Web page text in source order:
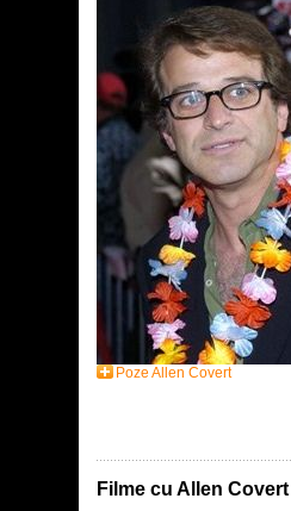
Poze Allen Covert
Filme cu Allen Covert